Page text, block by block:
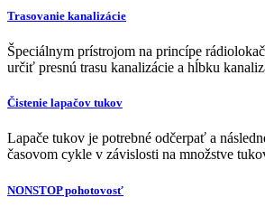
Trasovanie kanalizácie
Špeciálnym prístrojom na princípe
určiť presnú trasu kanalizácie a hĺbku
Čistenie lapačov tukov
Lapače tukov je potrebné odčerpať a
časovom cykle v závislosti na množstve
NONSTOP pohotovosť